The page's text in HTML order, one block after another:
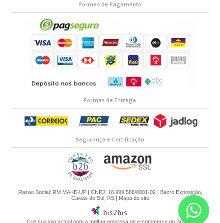
Formas de Pagamento
Formas de Entrega
Segurança e Certificação
Razao Social: RM MAKE-UP | CNPJ: 18.999.588/0001-02 | Bairro Exposição,
Caxias do Sul, RS | Mapa do site
Crie sua loja virtual com a melhor empresa de e-commerce do Brasil.